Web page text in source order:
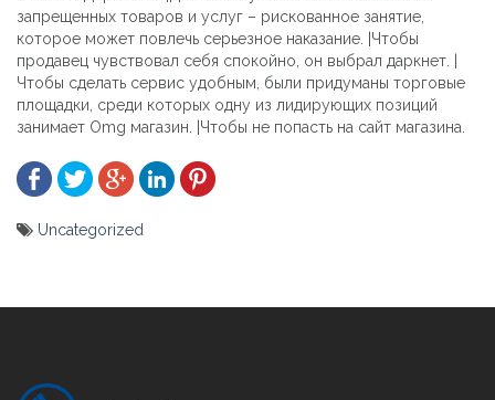
запрещенных товаров и услуг – рискованное занятие,
которое может повлечь серьезное наказание. |Чтобы
продавец чувствовал себя спокойно, он выбрал даркнет. |
Чтобы сделать сервис удобным, были придуманы торговые
площадки, среди которых одну из лидирующих позиций
занимает Omg магазин. |Чтобы не попасть на сайт магазина.
Uncategorized